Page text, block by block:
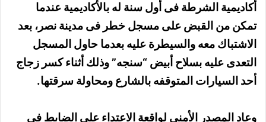
أكاديمية الشرطة فى أول سنة له بالأكاديمية عندما
تمكن من القبض على مسجل خطر فى مدينة نصر، بعد
الاشتباك معه والسيطرة عليه بعدما حاول المسجل
التعدى عليه بسلاح أبيض “سنجه” وذلك أثناء كسر زجاج
أحد السيارات المتوقفه بالشارع ومحاولة سرقتها.
وعاد المصدر الأمني لواقعة الاعتداء على الضابط فى